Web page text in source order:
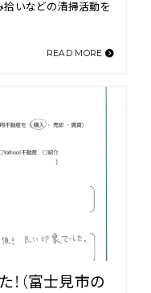
拾いなどの清掃活動を
READ MORE
（富士見市の